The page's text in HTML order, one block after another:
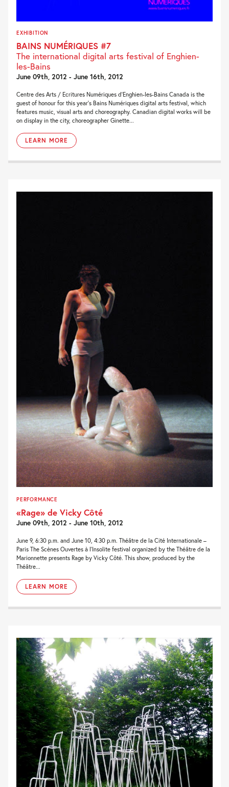
EXHIBITION
BAINS NUMÉRIQUES #7
The international digital arts festival of Enghien-
les-Bains
June 09th, 2012 - June 16th, 2012
Centre des Arts / Ecritures Numériques d’Enghien-les-Bains Canada is the
guest of honour for this year’s Bains Numériques digital arts festival, which
features music, visual arts and choreography. Canadian digital works will be
on display in the city, choreographer Ginette...
LEARN MORE
PERFORMANCE
«Rage» de Vicky Côté
June 09th, 2012 - June 10th, 2012
June 9, 6:30 p.m. and June 10, 4:30 p.m. Théâtre de la Cité Internationale –
Paris The Scènes Ouvertes à l’Insolite festival organized by the Théâtre de la
Marionnette presents Rage by Vicky Côté. This show, produced by the
Théâtre...
LEARN MORE